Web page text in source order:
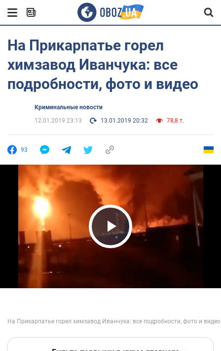
На Прикарпатье горел
химзавод Иванчука: все
подробности, фото и видео
Криминальные новости
12.01.2019 23:13
13.01.2019 20:32 78,8 т.
93
Play Video